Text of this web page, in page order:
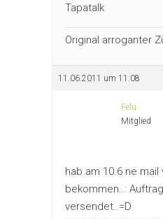
Tapatalk
Original arroganter
11.06.2011 um 11:08
Felu
Mitglied
hab am 10.6 ne
bekommen..:
versendet..=D